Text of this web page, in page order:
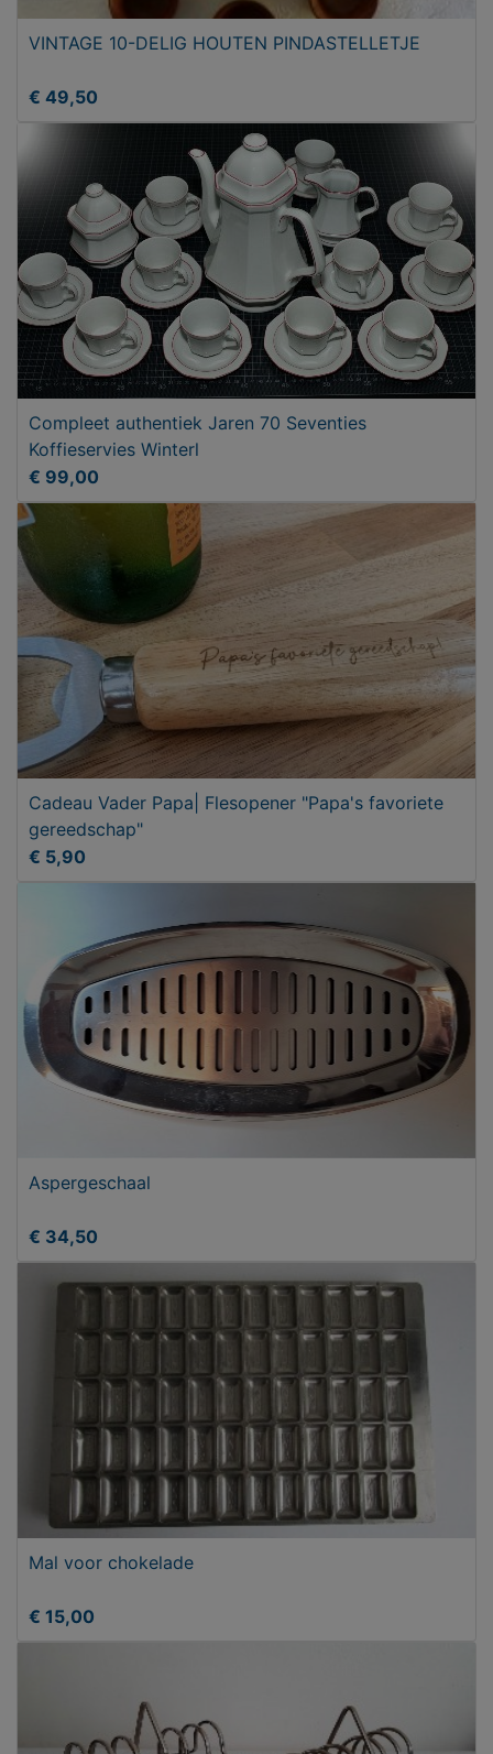
VINTAGE 10-DELIG HOUTEN PINDASTELLETJE
€ 49,50
Compleet authentiek Jaren 70 Seventies
Koffieservies Winterl
€ 99,00
Cadeau Vader Papa| Flesopener "Papa's favoriete
gereedschap"
€ 5,90
Aspergeschaal
€ 34,50
Mal voor chokelade
€ 15,00